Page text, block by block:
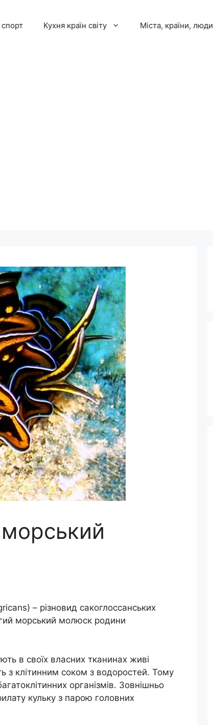
спорт Кухня країн світу Міста, країни, люди
– різновид сакоглоссанських
морський молюск родини
в своїх власних тканинах живі
з клітинним соком з водоростей. Тому
організмів. Зовнішньо
кульку з парою головних